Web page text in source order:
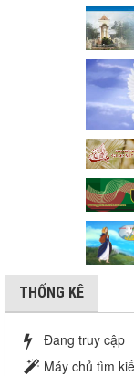
THỐNG KÊ
Đang truy cập
Máy chủ tìm